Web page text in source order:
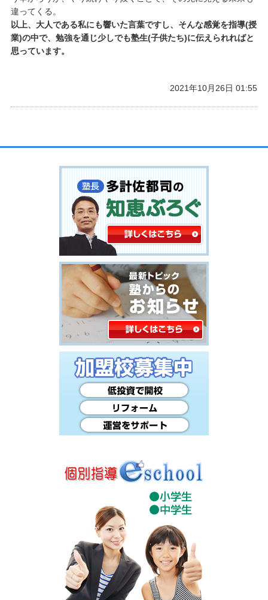
違ってくる。
以上、大人である私にも響いた言葉ですし、そんな感覚を指導(授
業)の中で、勉強を通じ少しでも塾生(子供たち)に伝えられればと
思っています。
2021年10月26日 01:55